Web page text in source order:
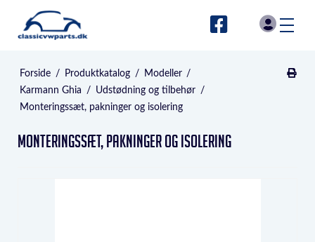
Forside / Produktkatalog / Modeller /
Karmann Ghia
/ Udstødning og tilbehør /
Monteringssæt, pakninger og isolering
Monteringssæt, pakninger og isolering